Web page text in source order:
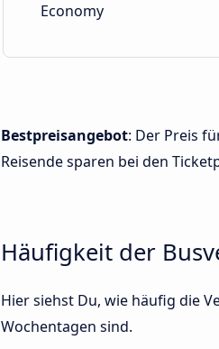
Economy
Bestpreisangebot: Der Preis
Reisende sparen bei den
Häufigkeit der
Hier siehst Du, wie häufig die
Wochentagen sind.